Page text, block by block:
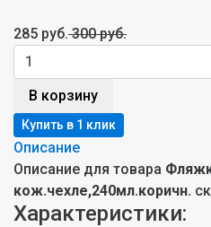
285 руб.300 руб.
В корзину
Описание
Описание для товара
кож.чехле,240мл.коричн.
Характеристики: